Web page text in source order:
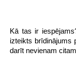
Kā tas ir
izteikts brīdinājums
darīt nevienam